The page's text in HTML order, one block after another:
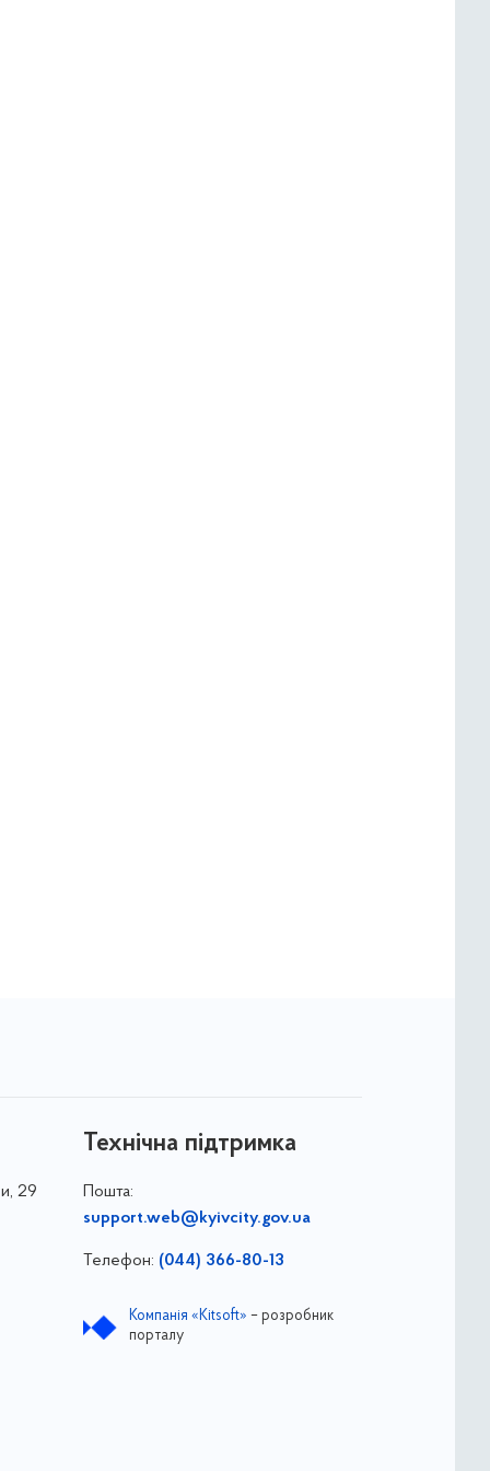
29
Технічна підтримка
Пошта:
support.web@kyivcity.gov.ua
Телефон: (044) 366-80-13
Компанія «Kitsoft» – розробник
порталу